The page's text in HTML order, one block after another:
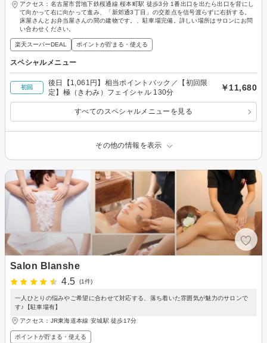
アクセス：名古屋市営地下鉄桜通線 桜本町駅 徒歩3分 1番出口を出たら出口を背にし
て向かって右に向かって進み、「新郊通3丁目」の交差点を信号渡らずに右折する。
床屋さんとお弁当屋さんの間の建物です。、駐車場完備。詳しい場所はサロンにお問
い合わせください。
楽天スーパーDEAL ポイントが貯まる・使える
スペシャルメニュー
初回
後日【1,061円】相当ポイントバック／【初回限
定】極（きわみ）フェイシャル 130分
￥11,680
すべてのスペシャルメニューを見る
その他の情報を表示
Salon Blanshe
4.5
(1件)
一人ひとりの悩みやご希望に合わせて対応する、落ち着いた雰囲気が魅力のサロンで
す♪【駐車場有】
アクセス：JR東海道本線 安城駅 徒歩17分
ポイントが貯まる・使える